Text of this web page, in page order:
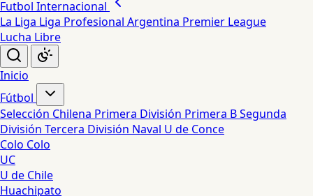
Futbol Internacional
La Liga Liga Profesional Argentina Premier League
Lucha Libre
Inicio
Fútbol
Selección Chilena Primera División Primera BSegunda
División Tercera División Naval U de Conce
Colo Colo
UC
U de Chile
Huachipato